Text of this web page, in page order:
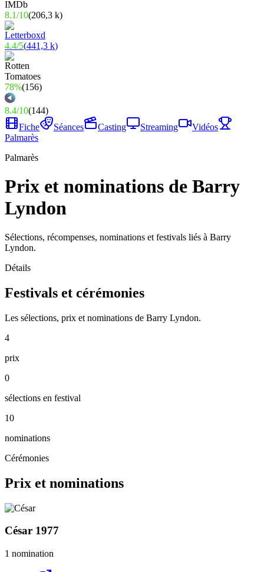
8.1/10(206,3 k)
4.4/5(441,3 k)
78%(156)
8.4/10(144)
Fiche
Séances Casting Streaming
Vidéos
Palmarès
Palmarès
Prix et nominations de Barry
Lyndon
Sélections, récompenses, nominations et festivals liés à Barry
Lyndon.
Détails
Festivals et cérémonies
Les sélections, prix et nominations de Barry Lyndon.
4
prix
0
sélections en festival
10
nominations
Cérémonies
Prix et nominations
César 1977
1 nomination